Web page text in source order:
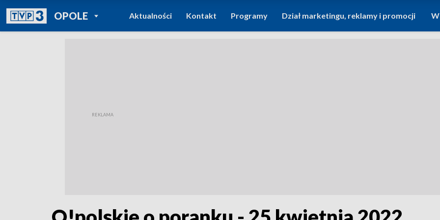
OPOLEPOWRÓT DO
TVP REGIONY
Aktualności Kontakt Programy Dział marketingu, reklamy i promocji